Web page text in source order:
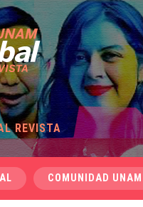
REVISTA
COMUNIDAD UNAM